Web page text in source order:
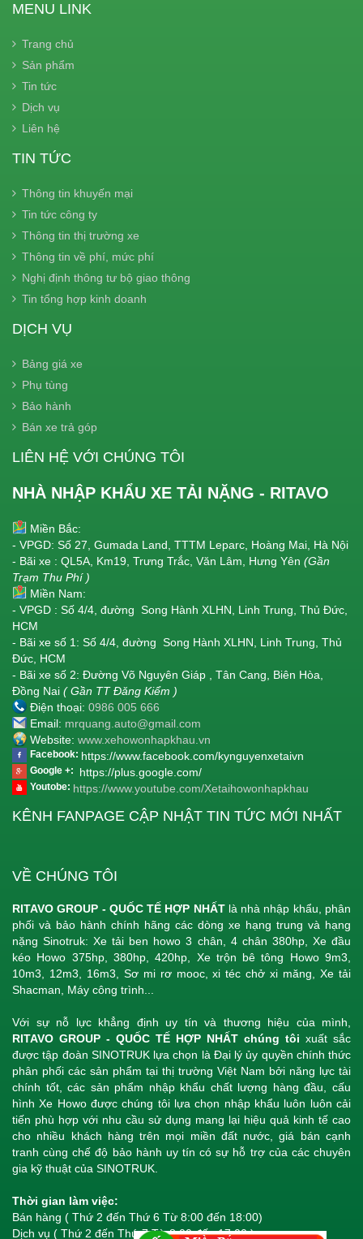
MENU LINK
Trang chủ
Sản phẩm
Tin tức
Dịch vụ
Liên hệ
TIN TỨC
Thông tin khuyến mại
Tin tức công ty
Thông tin thị trường xe
Thông tin về phí, mức phí
Nghị định thông tư bộ giao thông
Tin tổng hợp kinh doanh
DỊCH VỤ
Bảng giá xe
Phụ tùng
Bảo hành
Bán xe trả góp
LIÊN HỆ VỚI CHÚNG TÔI
NHÀ NHẬP KHẨU XE TẢI NẶNG - RITAVO
Miền Bắc:
- VPGD: Số 27, Gumada Land, TTTM Leparc, Hoàng Mai, Hà Nội
- Bãi xe : QL5A, Km19, Trưng Trắc, Văn Lâm, Hưng Yên (Gần
Trạm Thu Phí )
Miền Nam:
- VPGD : Số 4/4, đường Song Hành XLHN, Linh Trung, Thủ Đức,
HCM
- Bãi xe số 1: Số 4/4, đường Song Hành XLHN, Linh Trung, Thủ
Đức, HCM
- Bãi xe số 2: Đường Võ Nguyên Giáp , Tân Cang, Biên Hòa,
Đồng Nai ( Gần TT Đăng Kiểm )
Điện thoại: 0986 005 666
Email: mrquang.auto@gmail.com
Website: www.xehowonhapkhau.vn
Facebook: https://www.facebook.com/kynguyenxetaivn
Google +: https://plus.google.com/
Youtobe: https://www.youtube.com/Xetaihowonhapkhau
KÊNH FANPAGE CẬP NHẬT TIN TỨC MỚI NHẤT
VỀ CHÚNG TÔI
RITAVO GROUP - QUỐC TẾ HỢP NHẤT là nhà nhập khẩu, phân
phối và bảo hành chính hãng các dòng xe hạng trung và hạng
nặng Sinotruk: Xe tải ben howo 3 chân, 4 chân 380hp, Xe đầu
kéo Howo 375hp, 380hp, 420hp, Xe trộn bê tông Howo 9m3,
10m3, 12m3, 16m3, Sơ mi rơ mooc, xi téc chở xi măng, Xe tải
Shacman, Máy công trình...
Với sự nỗ lực khẳng định uy tín và thương hiệu của mình,
RITAVO GROUP - QUỐC TẾ HỢP NHẤT chúng tôi xuất sắc
được tập đoàn SINOTRUK lựa chọn là Đại lý ủy quyền chính thức
phân phối các sản phẩm tại thị trường Việt Nam bởi năng lực tài
chính tốt, các sản phẩm nhập khẩu chất lượng hàng đầu, cấu
hình Xe Howo được chúng tôi lựa chọn nhập khẩu luôn luôn cải
tiến phù hợp với nhu cầu sử dụng mang lại hiệu quả kinh tế cao
cho nhiều khách hàng trên mọi miền đất nước, giá bán cạnh
tranh cùng chế độ bảo hành uy tín có sự hỗ trợ của các chuyên
gia kỹ thuật của SINOTRUK.
Thời gian làm việc:
Bán hàng ( Thứ 2 đến Thứ 6 Từ 8:00 đến 18:00)
Dịch vụ ( Thứ 2 đến Thứ 7 Từ 8:00 đến 17:00 )